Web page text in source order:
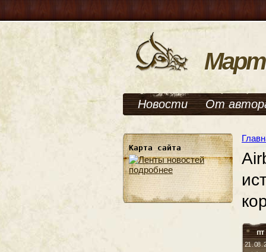
Новости От
Карта сайта
подробнее
пт
21 . 08 .